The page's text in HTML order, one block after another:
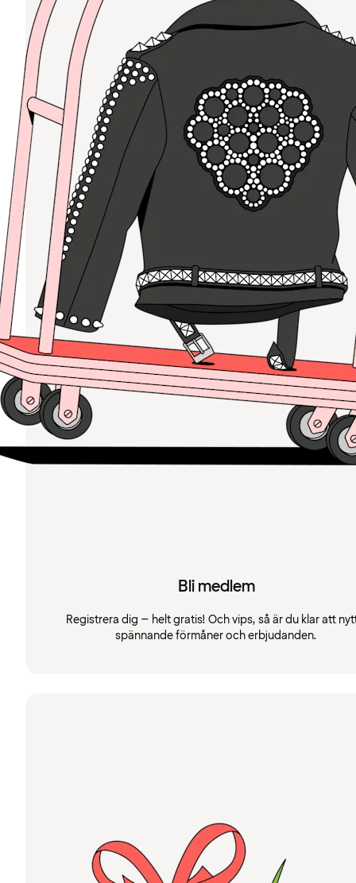
Bli medlem
Registrera dig – helt gratis! Och vips, så är du klar att
spännande förmåner och erbjudanden.